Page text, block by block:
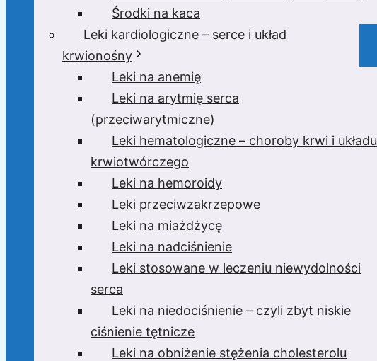
Środki na kaca
Leki kardiologiczne – serce i układ
krwionośny
Leki na anemię
Leki na arytmię serca
(przeciwarytmiczne)
Leki hematologiczne – choroby krwi i układu
krwiotwórczego
Leki na hemoroidy
Leki przeciwzakrzepowe
Leki na miażdżycę
Leki na nadciśnienie
Leki stosowane w leczeniu niewydolności
serca
Leki na niedociśnienie – czyli zbyt niskie
ciśnienie tętnicze
Leki na obniżenie stężenia cholesterolu